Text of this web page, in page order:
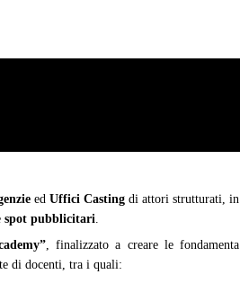
ed Uffici Casting di attori strutturati, in
spot pubblicitari.
, finalizzato a creare le fondamenta
di docenti, tra i quali: